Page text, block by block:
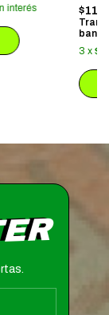
interés
3 x